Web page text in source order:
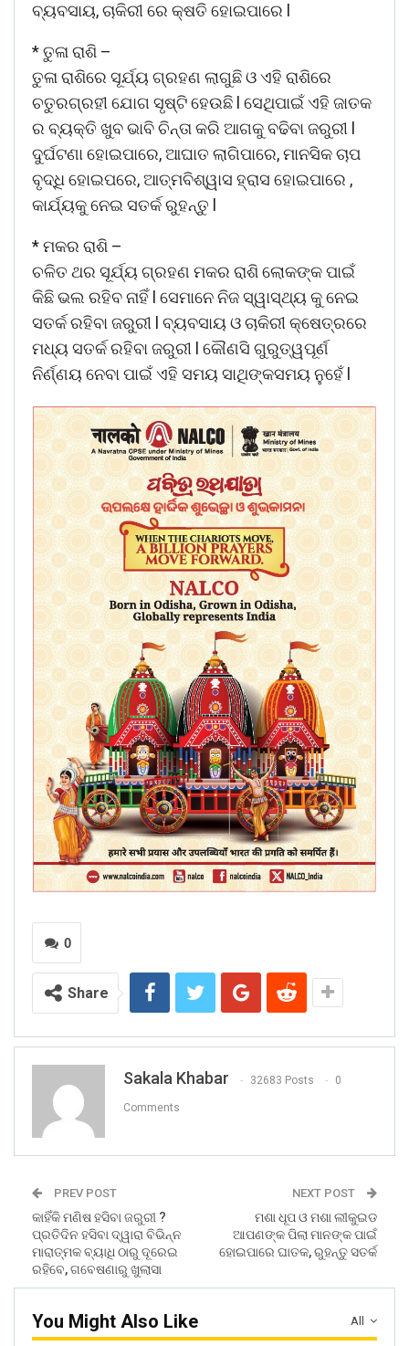
ବ୍ୟବସାୟ, ଚାକିରୀ ରେ କ୍ଷତି ହୋଇପାରେ l
* ତୁଳା ରାଶି –
ତୁଳା ରାଶିରେ ସୂର୍ଯ୍ୟ ଗ୍ରହଣ ଲାଗୁଛି ଓ ଏହି ରାଶିରେ
ଚତୁରଗ୍ରହୀ ଯୋଗ ସୃଷ୍ଟି ହେଉଛି l ସେଥିପାଇଁ ଏହି ଜାତକ
ର ବ୍ୟକ୍ତି ଖୁବ ଭାବି ଚିନ୍ତା କରି ଆଗକୁ ବଢିବା ଜରୁରୀ l
ଦୁର୍ଘଟଣା ହୋଇପାରେ, ଆଘାତ ଲାଗିପାରେ, ମାନସିକ ଚାପ
ବୃଦ୍ଧି ହୋଇପରେ, ଆତ୍ମବିଶ୍ୱାସ ହ୍ରାସ ହୋଇପାରେ ,
କାର୍ଯ୍ୟକୁ ନେଇ ସତର୍କ ରୁହନ୍ତୁ l
* ମକର ରାଶି –
ଚଳିତ ଥର ସୂର୍ଯ୍ୟ ଗ୍ରହଣ ମକର ରାଶି ଲୋକଙ୍କ ପାଇଁ
କିଛି ଭଲ ରହିବ ନାହିଁ l ସେମାନେ ନିଜ ସ୍ୱାସ୍ଥ୍ୟ କୁ ନେଇ
ସତର୍କ ରହିବା ଜରୁରୀ l ବ୍ୟବସାୟ ଓ ଚାକିରୀ କ୍ଷେତ୍ରରେ
ମଧ୍ୟ ସତର୍କ ରହିବା ଜରୁରୀ l କୌଣସି ଗୁରୁତ୍ୱପୂର୍ଣ
ନିର୍ଣ୍ଣୟ ନେବା ପାଇଁ ଏହି ସମୟ ସାଥିଙ୍କସମୟ ନୁହେଁ l
0
Share
Sakala Khabar 32683 Posts 0
Comments
PREV POST
କାହିଁକି ମଣିଷ ହସିବା ଜରୁରୀ ?
ପ୍ରତିଦିନ ହସିବା ଦ୍ୱାରା ବିଭିନ୍ନ
ମାରାତ୍ମକ ବ୍ୟାଧି ଠାରୁ ଦୂରେଇ
ରହିବେ, ଗବେଷଣାରୁ ଖୁଲାସା
NEXT POST
ମଶା ଧୂପ ଓ ମଶା ଲୀକୁଇଡ
ଆପଣଙ୍କ ପିଲା ମାନଙ୍କ ପାଇଁ
ହୋଇପାରେ ଘାତକ, ରୁହନ୍ତୁ ସତର୍କ
All
You Might Also Like